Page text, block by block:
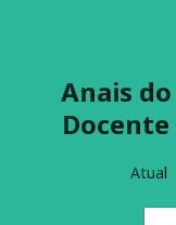
Anais
Atual